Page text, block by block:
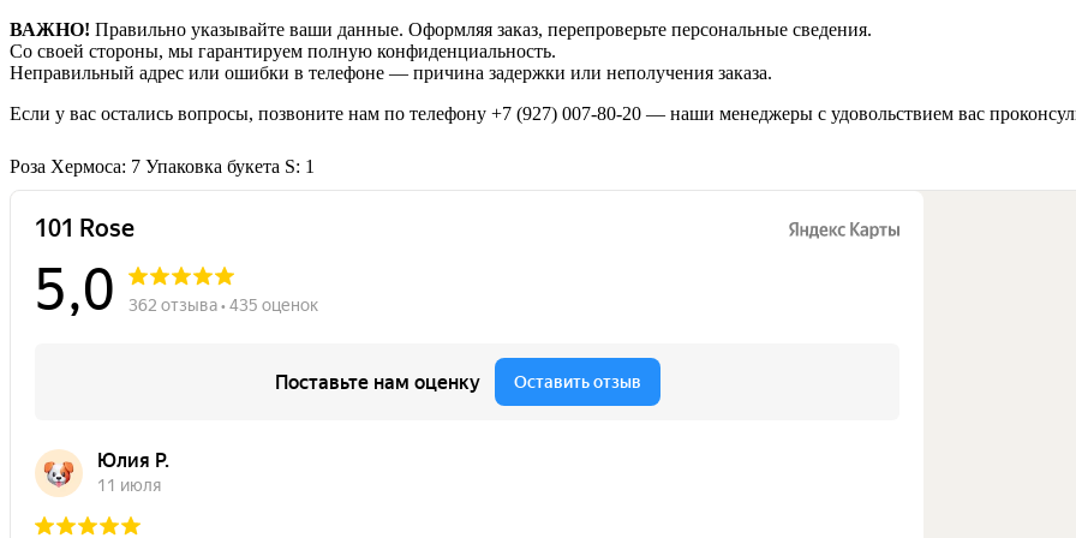
ВАЖНО! Правильно указывайте ваши данные. Оформляя заказ, перепроверьте персональные сведения.
Со своей стороны, мы гарантируем полную конфиденциальность.
Неправильный адрес или ошибки в телефоне — причина задержки или неполучения заказа.
Если у вас остались вопросы, позвоните нам по телефону +7 (927) 007-80-20 — наши менеджеры с удовольствием вас
Роза Хермоса: 7 Упаковка букета S: 1